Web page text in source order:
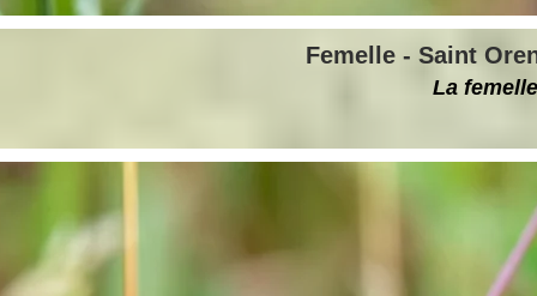
Femelle - Saint
La